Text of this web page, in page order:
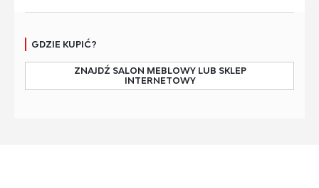
GDZIE KUPIĆ?
ZNAJDŹ SALON MEBLOWY LUB SKLEP
INTERNETOWY